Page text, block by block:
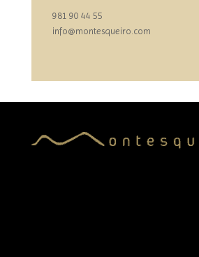
981 90 44 55
info@montesqueiro.com